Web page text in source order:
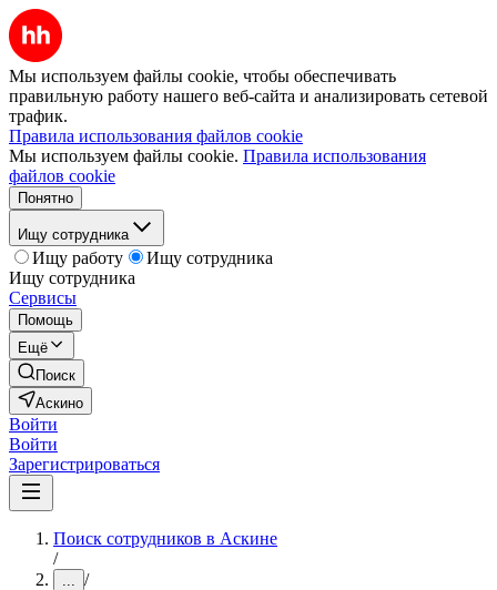
Мы используем файлы cookie, чтобы обеспечивать
правильную работу нашего веб-сайта и анализировать сетевой
трафик.
Правила использования файлов cookie
Мы используем файлы cookie. Правила использования
файлов cookie
Понятно
Ищу сотрудника
Ищу работу
Ищу сотрудника
Ищу сотрудника
Сервисы
Помощь
Ещё
Поиск
Аскино
Войти
Войти
Зарегистрироваться
Поиск сотрудников в Аскине
/
... /